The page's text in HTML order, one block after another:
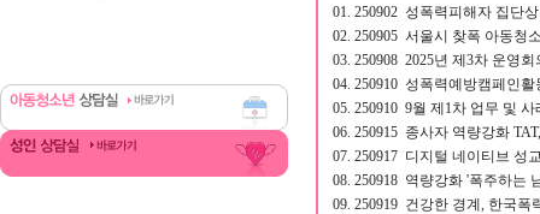
01. 250902 성폭력피해자 집단
02. 250905 서울시 찾폭 아동청
03. 250908 2025년 제3차 운영
04. 250910 성폭력예방캠페인
05. 250910 9월 제1차 업무 및
06. 250915 종사자 역량강화
07. 250917 디지털 네이티브 성
08. 250918 역량강화 '폭주하는
09. 250919 건강한 경계, 한국